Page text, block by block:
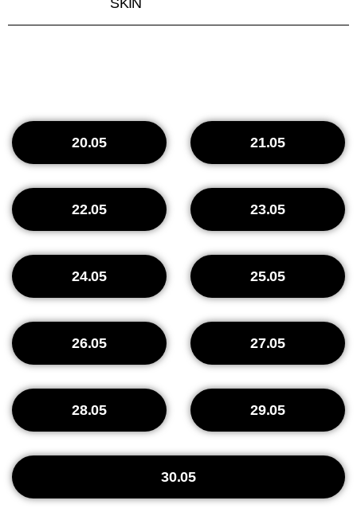
SKIN
20.05 21.05
22.05 23.05
24.05 25.05
26.05 27.05
28.05 29.05
30.05